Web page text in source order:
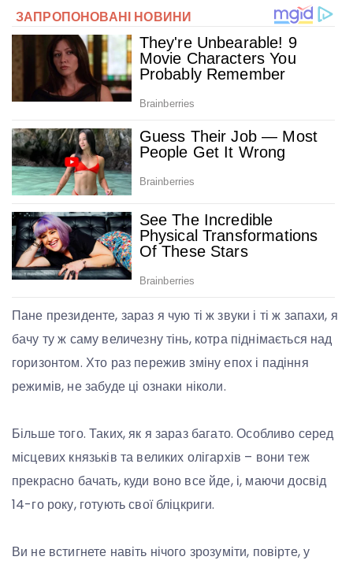
Пане президенте, зараз я чую ті ж звуки і ті ж запахи, я
бачу ту ж саму величезну тінь, котра піднімається над
горизонтом. Хто раз пережив зміну епох і падіння
режимів, не забуде ці ознаки ніколи.
Більше того. Таких, як я зараз багато. Особливо серед
місцевих князьків та великих олігархів – вони теж
прекрасно бачать, куди воно все йде, і, маючи досвід
14-го року, готують свої бліцкриги.
Ви не встигнете навіть нічого зрозуміти, повірте, у